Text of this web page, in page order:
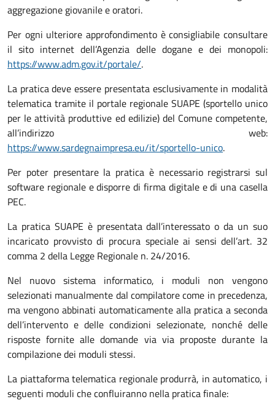
aggregazione giovanile e oratori.
Per ogni ulteriore approfondimento è consigliabile consultare
il sito internet dell’Agenzia delle dogane e dei monopoli:
https://www.adm.gov.it/portale/.
La pratica deve essere presentata esclusivamente in modalità
telematica tramite il portale regionale SUAPE (sportello unico
per le attività produttive ed edilizie) del Comune competente,
all’indirizzo web:
https://www.sardegnaimpresa.eu/it/sportello-unico.
Per poter presentare la pratica è necessario registrarsi sul
software regionale e disporre di firma digitale e di una casella
PEC.
La pratica SUAPE è presentata dall’interessato o da un suo
incaricato provvisto di procura speciale ai sensi dell’art. 32
comma 2 della Legge Regionale n. 24/2016.
Nel nuovo sistema informatico, i moduli non vengono
selezionati manualmente dal compilatore come in precedenza,
ma vengono abbinati automaticamente alla pratica a seconda
dell’intervento e delle condizioni selezionate, nonché delle
risposte fornite alle domande via via proposte durante la
compilazione dei moduli stessi.
La piattaforma telematica regionale produrrà, in automatico, i
seguenti moduli che confluiranno nella pratica finale: